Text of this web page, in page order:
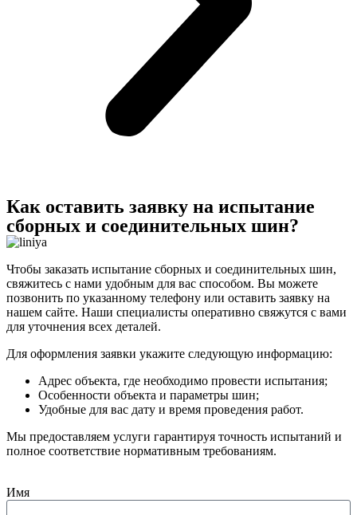
Как оставить заявку на испытание
сборных и соединительных шин?
Чтобы заказать испытание сборных и соединительных шин,
свяжитесь с нами удобным для вас способом. Вы можете
позвонить по указанному телефону или оставить заявку на
нашем сайте. Наши специалисты оперативно свяжутся с вами
для уточнения всех деталей.
Для оформления заявки укажите следующую информацию:
Адрес объекта, где необходимо провести испытания;
Особенности объекта и параметры шин;
Удобные для вас дату и время проведения работ.
Мы предоставляем услуги гарантируя точность испытаний и
полное соответствие нормативным требованиям.
Имя